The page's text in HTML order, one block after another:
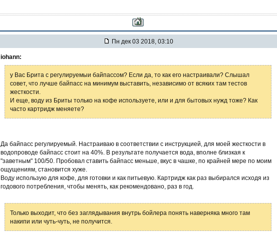
Пн дек 03 2018, 03:10
iohann:
у Вас Брита с регулируемыи байпассом? Если да, то как его настраивали? Слышал
совет, что лучше байпасс на минимум выставить, независимо от всяких там тестов
жесткости.
И еще, воду из Бриты только на кофе используете, или и для бытовых нужд тоже? Как
часто картридж меняете?
Да байпасс регулируемый. Настраиваю в соответствии с инструкцией, для моей жесткости в
водопроводе байпасс стоит на 40%. В результате получается вода, вполне близкая к
"заветным" 100/50. Пробовал ставить байпасс меньше, вкус в чашке, по крайней мере по моим
ощущениям, становится хуже.
Воду использую для кофе, для готовки и как питьевую. Картридж как раз выбирался исходя из
годового потребления, чтобы менять, как рекомендовано, раз в год.
Только выходит, что без заглядывания внутрь бойлера понять наверняка много там
накипи или чуть-чуть, не получится.